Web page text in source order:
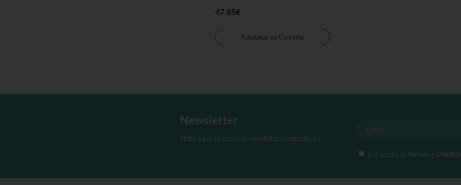
47.85€
Adicionar ao Carrinho
Newsletter
Fique a par de todas as novidades Incomedicura
Li e aceito osTermos e